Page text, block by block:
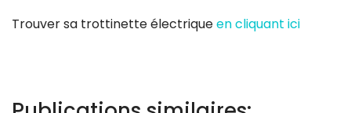
Trouver sa trottinette électriqueen cliquant ici